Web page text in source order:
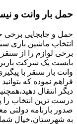
حمل بار وانت و
حمل و جابجایی برخی
انتخاب ماشین باری
برخی لوازم را از سنقر
بایست یک شرکت
وانت بار سنقر با
فراهم نموده که
دیگر انتقال
درست ترین انتخاب را
صدور بارنامه دولتی
به شهرستان،خیال